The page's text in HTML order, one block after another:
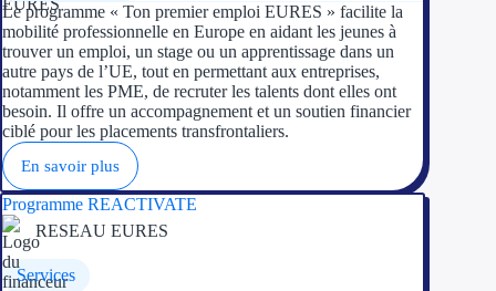
Le programme « Ton premier emploi EURES » facilite la
mobilité professionnelle en Europe en aidant les jeunes à
trouver un emploi, un stage ou un apprentissage dans un
autre pays de l’UE, tout en permettant aux entreprises,
notamment les PME, de recruter les talents dont elles ont
besoin. Il offre un accompagnement et un soutien financier
ciblé pour les placements transfrontaliers.
En savoir plus
Programme REACTIVATE
RESEAU EURES
Services